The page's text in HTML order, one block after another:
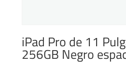
iPad Pro de 11
256GB Negro